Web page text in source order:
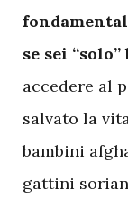
se sei
accedere al
salvato la
bambini
gattini